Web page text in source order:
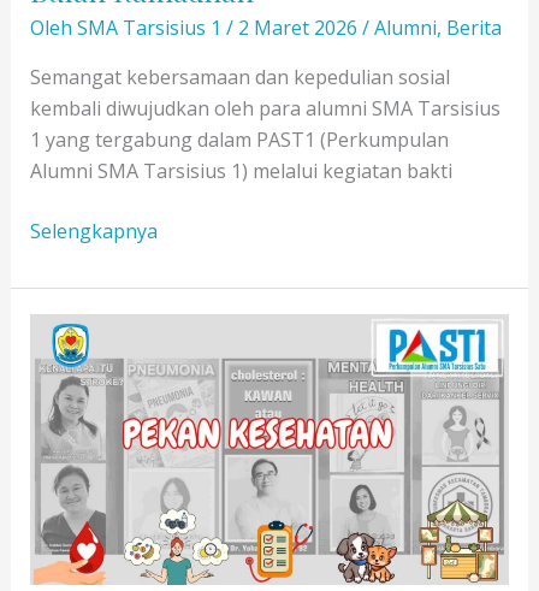
Oleh SMA Tarsisius 1 / 2 Maret 2026 /Alumni, Berita
Semangat kebersamaan dan kepedulian sosial
kembali diwujudkan oleh para alumni SMA Tarsisius
1 yang tergabung dalam PAST1 (Perkumpulan
Alumni SMA Tarsisius 1) melalui kegiatan bakti
Bakti
PAST1:
Berbagi
Kasih
Bulan
Ramadhan
Selengkapnya